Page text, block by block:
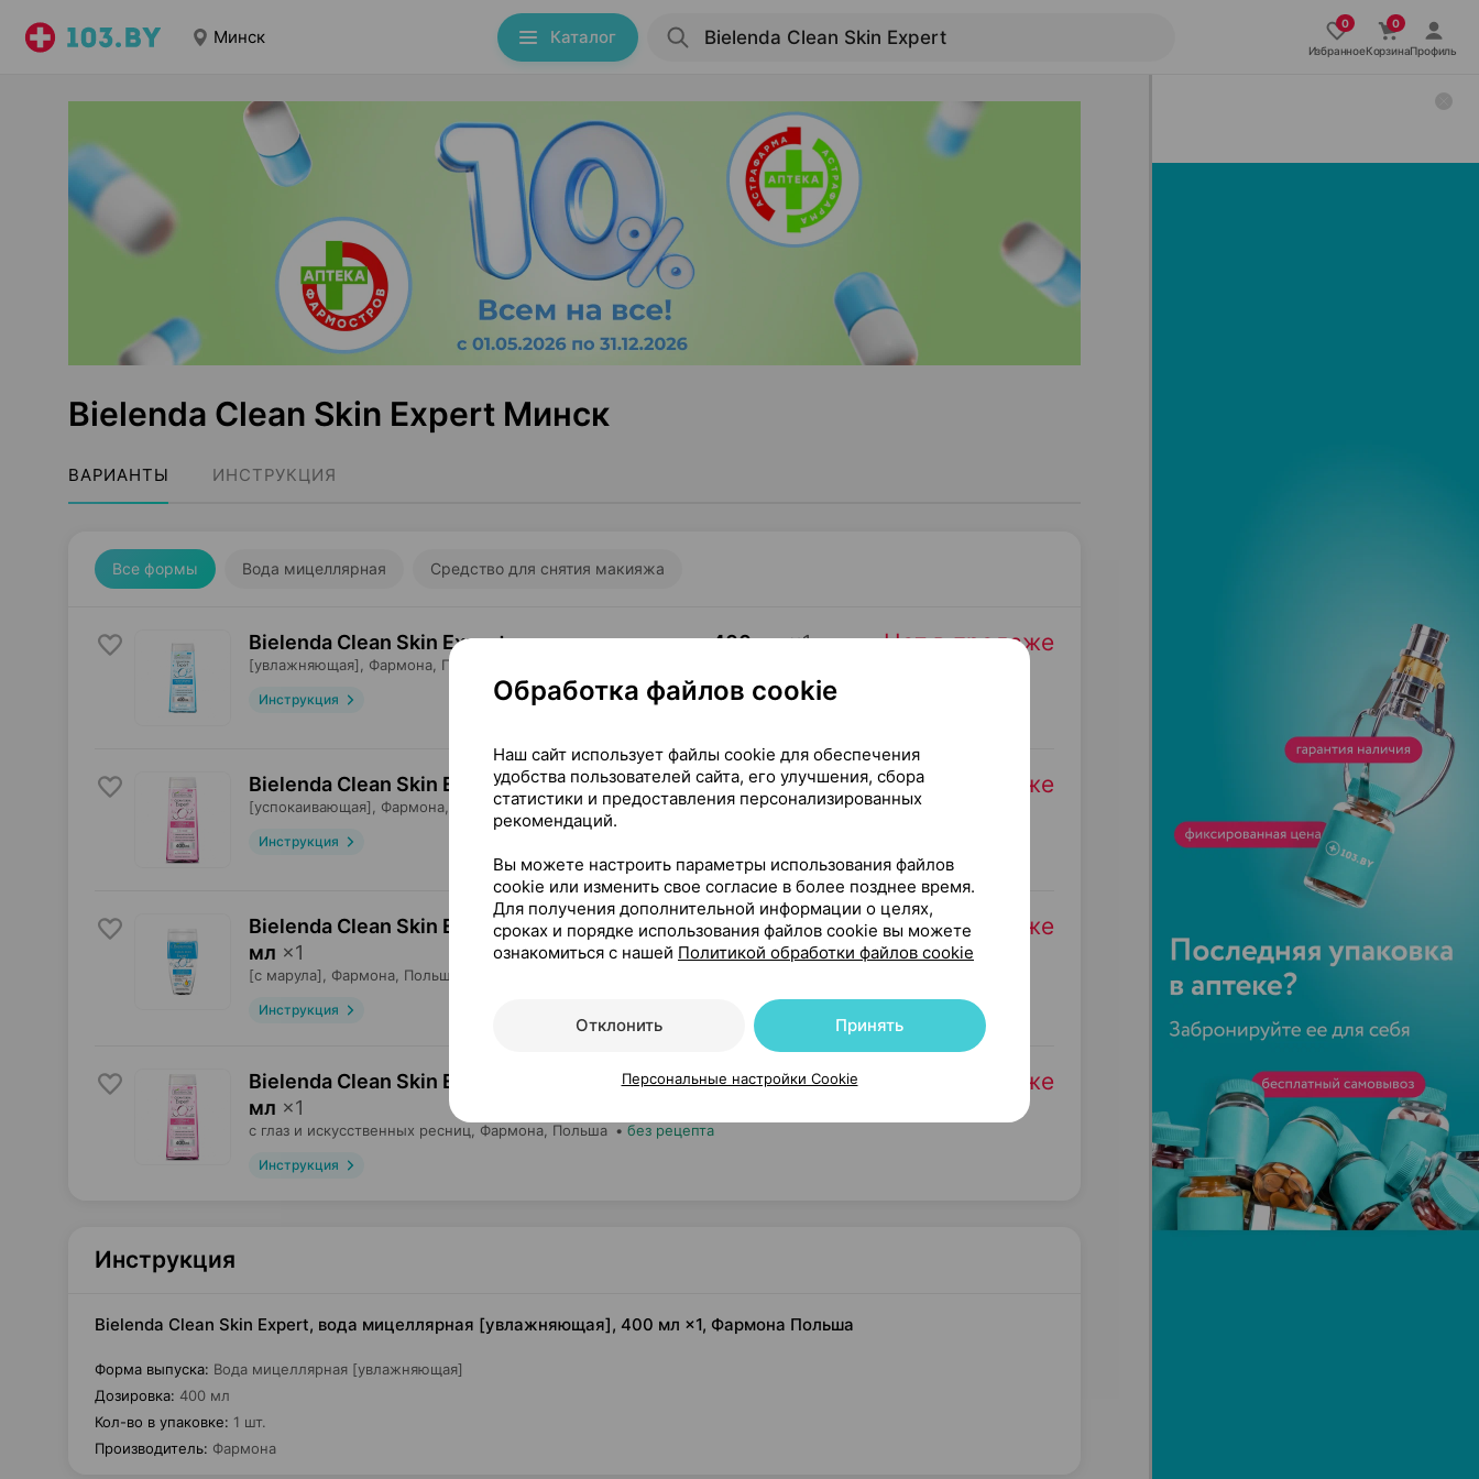
Минск Каталог
ИзбранноеКорзинаПрофиль
Bielenda Clean Skin Expert Минск
ВАРИАНТЫ ИНСТРУКЦИЯ
Все формы Вода мицеллярная Средство для снятия макияжа
Bielenda Clean Skin Expert, вода мицеллярная,400 мл×1
[увлажняющая], Фармона , Польша
Инструкция
Нет в продаже
Bielenda Clean Skin Expert, вода мицеллярная,400 мл×1
[успокаивающая], Фармона , Польша• без рецепта
Инструкция
Нет в продаже
Bielenda Clean Skin Expert, средство для снятия макияжа, 150
мл ×1
[с марула], Фармона , Польша
Инструкция
Нет в продаже
Bielenda Clean Skin Expert, средство для снятия макияжа,150
мл ×1
с глаз и искусственных ресниц, Фармона , Польша • без рецепта
Инструкция
Нет в продаже
Инструкция
Bielenda Clean Skin Expert, вода мицеллярная [увлажняющая], 400 мл ×1, Фармона Польша
Форма выпуска: Вода мицеллярная [увлажняющая]
Дозировка: 400 мл
Кол-во в упаковке: 1 шт.
Производитель: Фармона
Обработка файлов cookie
Наш сайт использует файлы cookie для обеспечения
удобства пользователей сайта, его улучшения, сбора
статистики и предоставления персонализированных
рекомендаций.
Вы можете настроить параметры использования файлов
cookie или изменить свое согласие в более позднее время.
Для получения дополнительной информации о целях,
сроках и порядке использования файлов cookie вы можете
ознакомиться с нашей Политикой обработки файлов cookie
Отклонить Принять
Персональные настройки Cookie